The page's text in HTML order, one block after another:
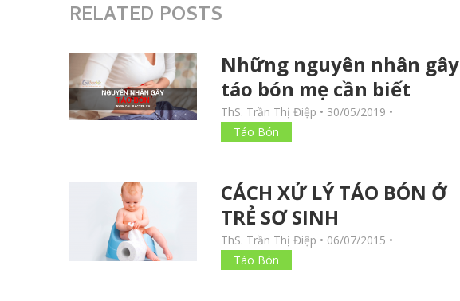
RELATED POSTS
Những nguyên nhân gây
táo bón mẹ cần biết
ThS. Trần Thị Điệp • 30/05/2019 •
Táo Bón
CÁCH XỬ LÝ TÁO BÓN Ở
TRẺ SƠ SINH
ThS. Trần Thị Điệp • 06/07/2015 •
Táo Bón